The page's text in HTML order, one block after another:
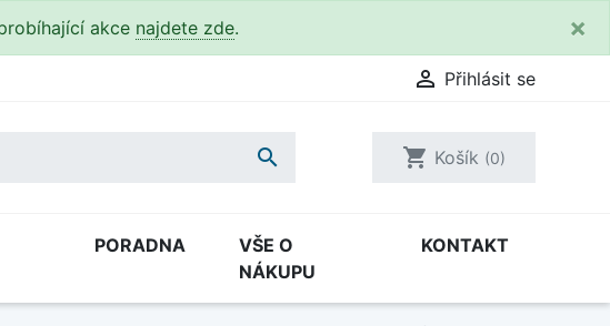
akce najdete zde. ×
 Přihlásit se
 shopping_cart Košík (0)
PORADNA
VŠE O
NÁKUPU
KONTAKT